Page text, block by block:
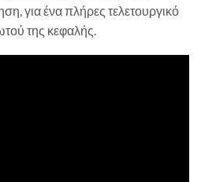
για ένα πλήρες τελετουργικό
της κεφαλής.